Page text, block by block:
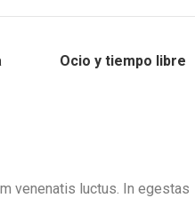
Ocio y tiempo libre
venenatis luctus. In egestas